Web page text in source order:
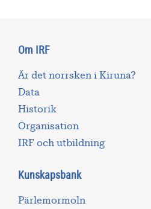
Om IRF
Är det norrsken i Kiruna?
Data
Historik
Organisation
IRF och utbildning
Kunskapsbank
Pärlemormoln